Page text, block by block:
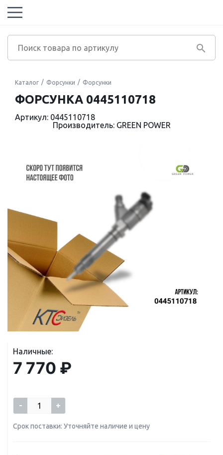
Каталог Форсунки Форсунки
ФОРСУНКА 0445110718
Артикул: 0445110718
Производитель: GREEN POWER
Наличные:
7 770 ₽
- +
Срок поставки: Уточняйте наличие и цену